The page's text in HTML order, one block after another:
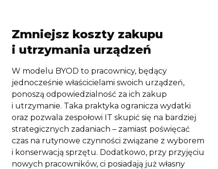
Zmniejsz koszty zakupu
i utrzymania urządzeń
W modelu BYOD to pracownicy, będący
jednocześnie właścicielami swoich urządzeń,
ponoszą odpowiedzialność za ich zakup
i utrzymanie. Taka praktyka ogranicza wydatki
oraz pozwala zespołowi IT skupić się na bardziej
strategicznych zadaniach – zamiast poświęcać
czas na rutynowe czynności związane z wyborem
i konserwacją sprzętu. Dodatkowo, przy przyjęciu
nowych pracowników, ci posiadają już własny